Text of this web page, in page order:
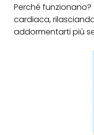
Perché
cardiaca,
addormentarti più